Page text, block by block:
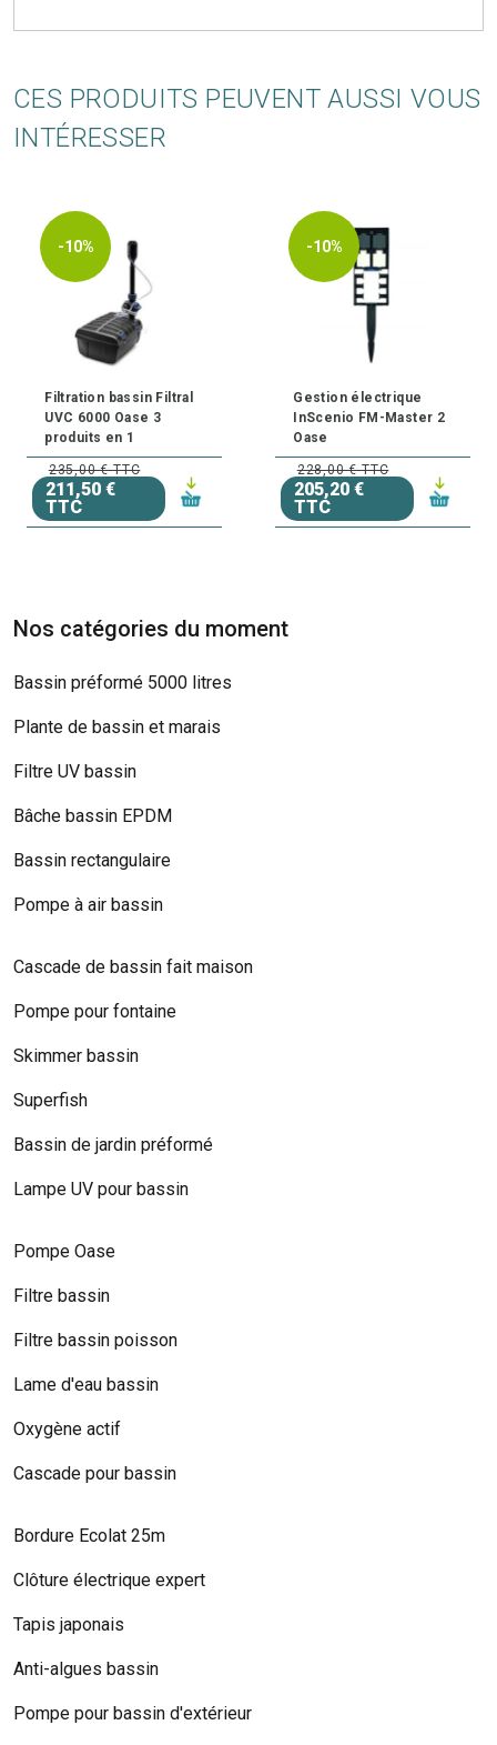
CES PRODUITS PEUVENT AUSSI VOUS
INTÉRESSER
-10%
Filtration bassin Filtral
UVC 6000 Oase 3
produits en 1
235,00 € TTC
211,50 €
TTC
-10%
Gestion électrique
InScenio FM-Master 2
Oase
228,00 € TTC
205,20 €
TTC
Nos catégories du moment
Bassin préformé 5000 litres
Plante de bassin et marais
Filtre UV bassin
Bâche bassin EPDM
Bassin rectangulaire
Pompe à air bassin
Cascade de bassin fait maison
Pompe pour fontaine
Skimmer bassin
Superfish
Bassin de jardin préformé
Lampe UV pour bassin
Pompe Oase
Filtre bassin
Filtre bassin poisson
Lame d'eau bassin
Oxygène actif
Cascade pour bassin
Bordure Ecolat 25m
Clôture électrique expert
Tapis japonais
Anti-algues bassin
Pompe pour bassin d'extérieur